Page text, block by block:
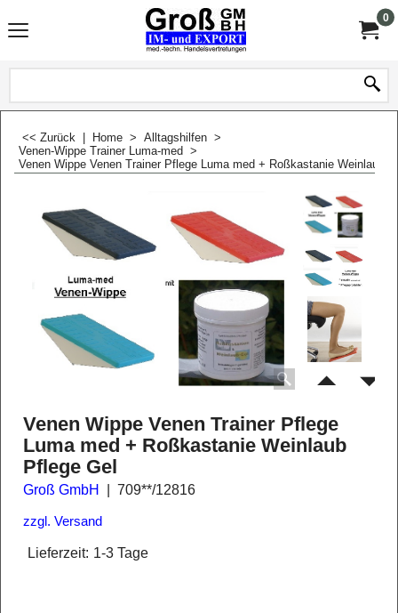
0
<< Zurück Home > Alltagshilfen >
Venen-Wippe Trainer Luma-med >
Venen Wippe Venen Trainer Pflege Luma med + Roßkastanie Weinlaub
Venen Wippe Venen Trainer Pflege
Luma med + Roßkastanie Weinlaub
Pflege Gel
Groß GmbH 709**/12816
zzgl. Versand
Lieferzeit: 1-3 Tage